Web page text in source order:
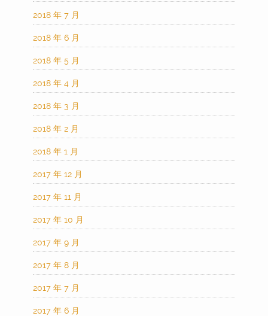
2018 年 7 月
2018 年 6 月
2018 年 5 月
2018 年 4 月
2018 年 3 月
2018 年 2 月
2018 年 1 月
2017 年 12 月
2017 年 11 月
2017 年 10 月
2017 年 9 月
2017 年 8 月
2017 年 7 月
2017 年 6 月